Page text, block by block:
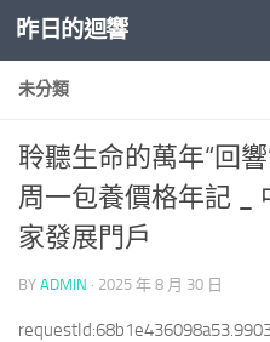
Skip to content
昨日的迴響
未分類
聆聽生命的萬年“回
周一包養價格年記 _
家發展門戶
BY ADMIN · 2025 年 8 月 30 日